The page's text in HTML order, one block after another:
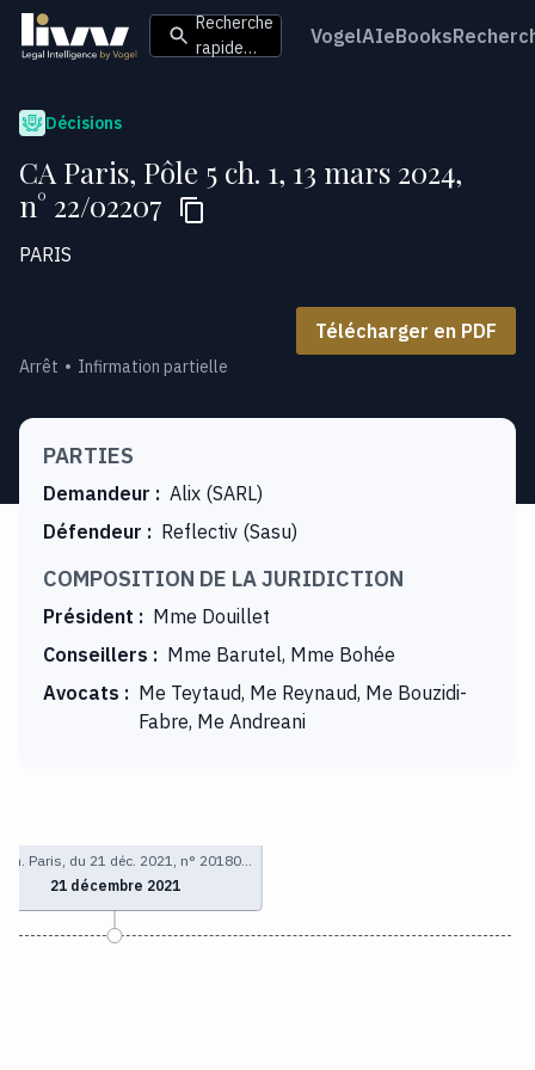
Recherche
rapide…
VogelAIeBooks
Décisions
CA Paris, Pôle 5 ch. 1, 13 mars 2024,
n° 22/02207
PARIS
Télécharger en PDF
Arrêt Infirmation partielle
PARTIES
Demandeur : Alix (SARL)
Défendeur : Reflectiv (Sasu)
COMPOSITION DE LA JURIDICTION
Président : Mme Douillet
Conseillers : Mme Barutel, Mme Bohée
Avocats : Me Teytaud, Me Reynaud, Me Bouzidi-
Fabre, Me Andreani
Paris, du 21 déc. 2021, n° 20180…
21 décembre 2021